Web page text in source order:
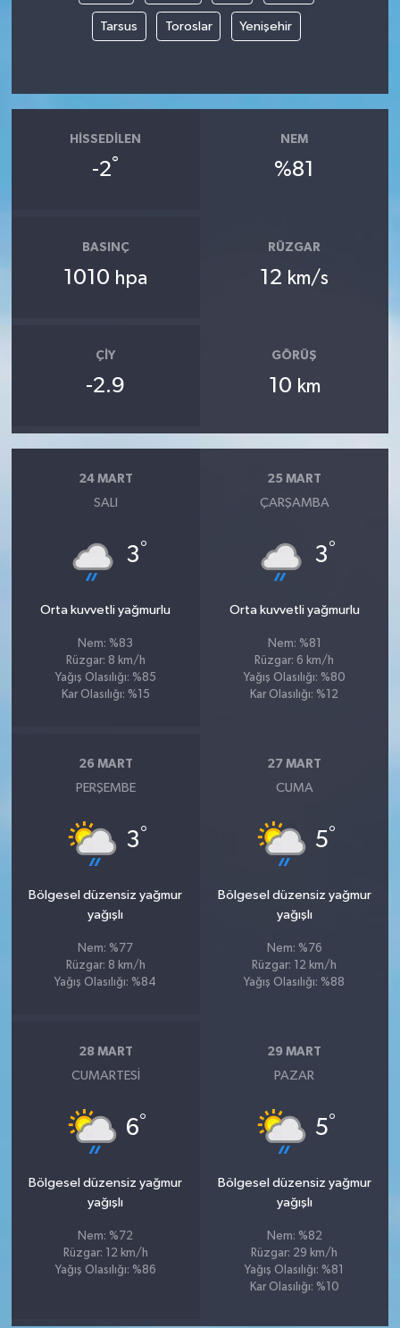
Tarsus Toroslar Yenişehir
HISSEDILEN
-2°
NEM
%81
BASINÇ
1010 hpa
RÜZGAR
12 km/s
ÇIY
-2.9
GÖRÜŞ
10 km
24 MART
SALI
3°
Orta kuvvetli yağmurlu
Nem: %83
Rüzgar: 8 km/h
Yağış Olasılığı: %85
Kar Olasılığı: %15
25 MART
ÇARŞAMBA
3°
Orta kuvvetli yağmurlu
Nem: %81
Rüzgar: 6 km/h
Yağış Olasılığı: %80
Kar Olasılığı: %12
26 MART
PERŞEMBE
3°
Bölgesel düzensiz yağmur
yağışlı
Nem: %77
Rüzgar: 8 km/h
Yağış Olasılığı: %84
27 MART
CUMA
5°
Bölgesel düzensiz yağmur
yağışlı
Nem: %76
Rüzgar: 12 km/h
Yağış Olasılığı: %88
28 MART
CUMARTESI
6°
Bölgesel düzensiz yağmur
yağışlı
Nem: %72
Rüzgar: 12 km/h
Yağış Olasılığı: %86
29 MART
PAZAR
5°
Bölgesel düzensiz yağmur
yağışlı
Nem: %82
Rüzgar: 29 km/h
Yağış Olasılığı: %81
Kar Olasılığı: %10